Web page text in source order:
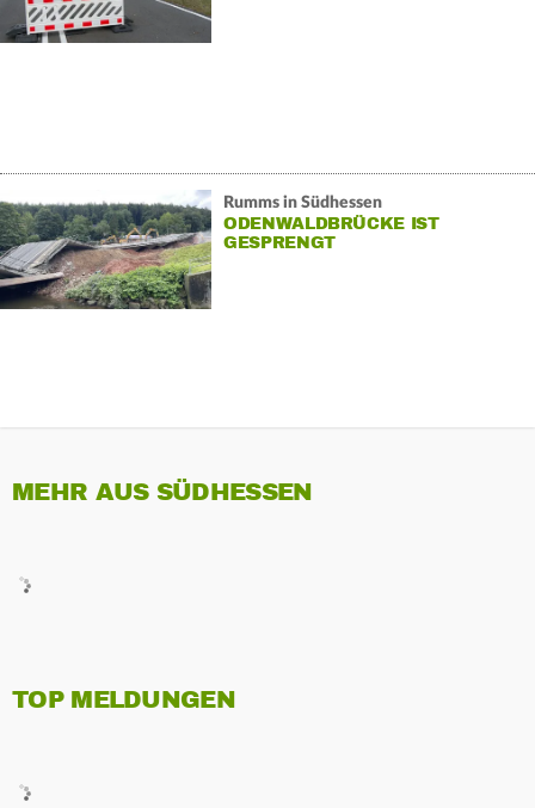
Rumms in Südhessen
ODENWALDBRÜCKE IST
GESPRENGT
MEHR AUS SÜDHESSEN
TOP MELDUNGEN